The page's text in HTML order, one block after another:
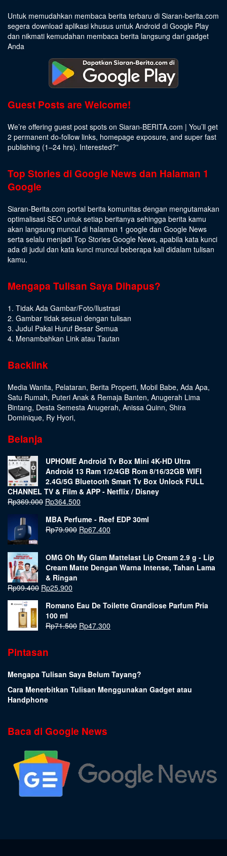
Untuk memudahkan membaca berita terbaru di Siaran-berita.com
segera download aplikasi khusus untuk Android di Google Play
dan nikmati kemudahan membaca berita langsung dari gadget
Anda
Guest Posts are Welcome!
We’re offering guest post spots on Siaran-BERITA.com | You’ll get
2 permanent do-follow links, homepage exposure, and super fast
publishing (1–24 hrs). Interested?”
Top Stories di Google News dan Halaman 1
Google
Siaran-Berita.com portal berita komunitas dengan mengutamakan
optimalisasi SEO untuk setiap beritanya sehingga berita kamu
akan langsung muncul di halaman 1 google dan Google News
serta selalu menjadi Top Stories Google News, apabila kata kunci
ada di judul dan kata kunci muncul beberapa kali didalam tulisan
kamu.
Mengapa Tulisan Saya Dihapus?
1. Tidak Ada Gambar/Foto/Ilustrasi
2. Gambar tidak sesuai dengan tulisan
3. Judul Pakai Huruf Besar Semua
4. Menambahkan Link atau Tautan
Backlink
Media Wanita, Pelataran, Berita Properti, Mobil Babe, Ada Apa,
Satu Rumah, Puteri Anak & Remaja Banten, Anugerah Lima
Bintang, Desta Semesta Anugerah, Anissa Quinn, Shira
Dominique, Ry Hyori,
Belanja
UPHOME Android Tv Box Mini 4K-HD Ultra
Android 13 Ram 1/2/4GB Rom 8/16/32GB WIFI
2.4G/5G Bluetooth Smart Tv Box Unlock FULL
CHANNEL TV & Film & APP - Netflix / Disney
Rp369.000 Rp364.500
MBA Perfume - Reef EDP 30ml
Rp79.900 Rp67.400
OMG Oh My Glam Mattelast Lip Cream 2.9 g - Lip
Cream Matte Dengan Warna Intense, Tahan Lama
& Ringan
Rp99.400 Rp25.900
Romano Eau De Toilette Grandiose Parfum Pria
100 ml
Rp71.500 Rp47.300
Pintasan
Mengapa Tulisan Saya Belum Tayang?
Cara Menerbitkan Tulisan Menggunakan Gadget atau
Handphone
Baca di Google News